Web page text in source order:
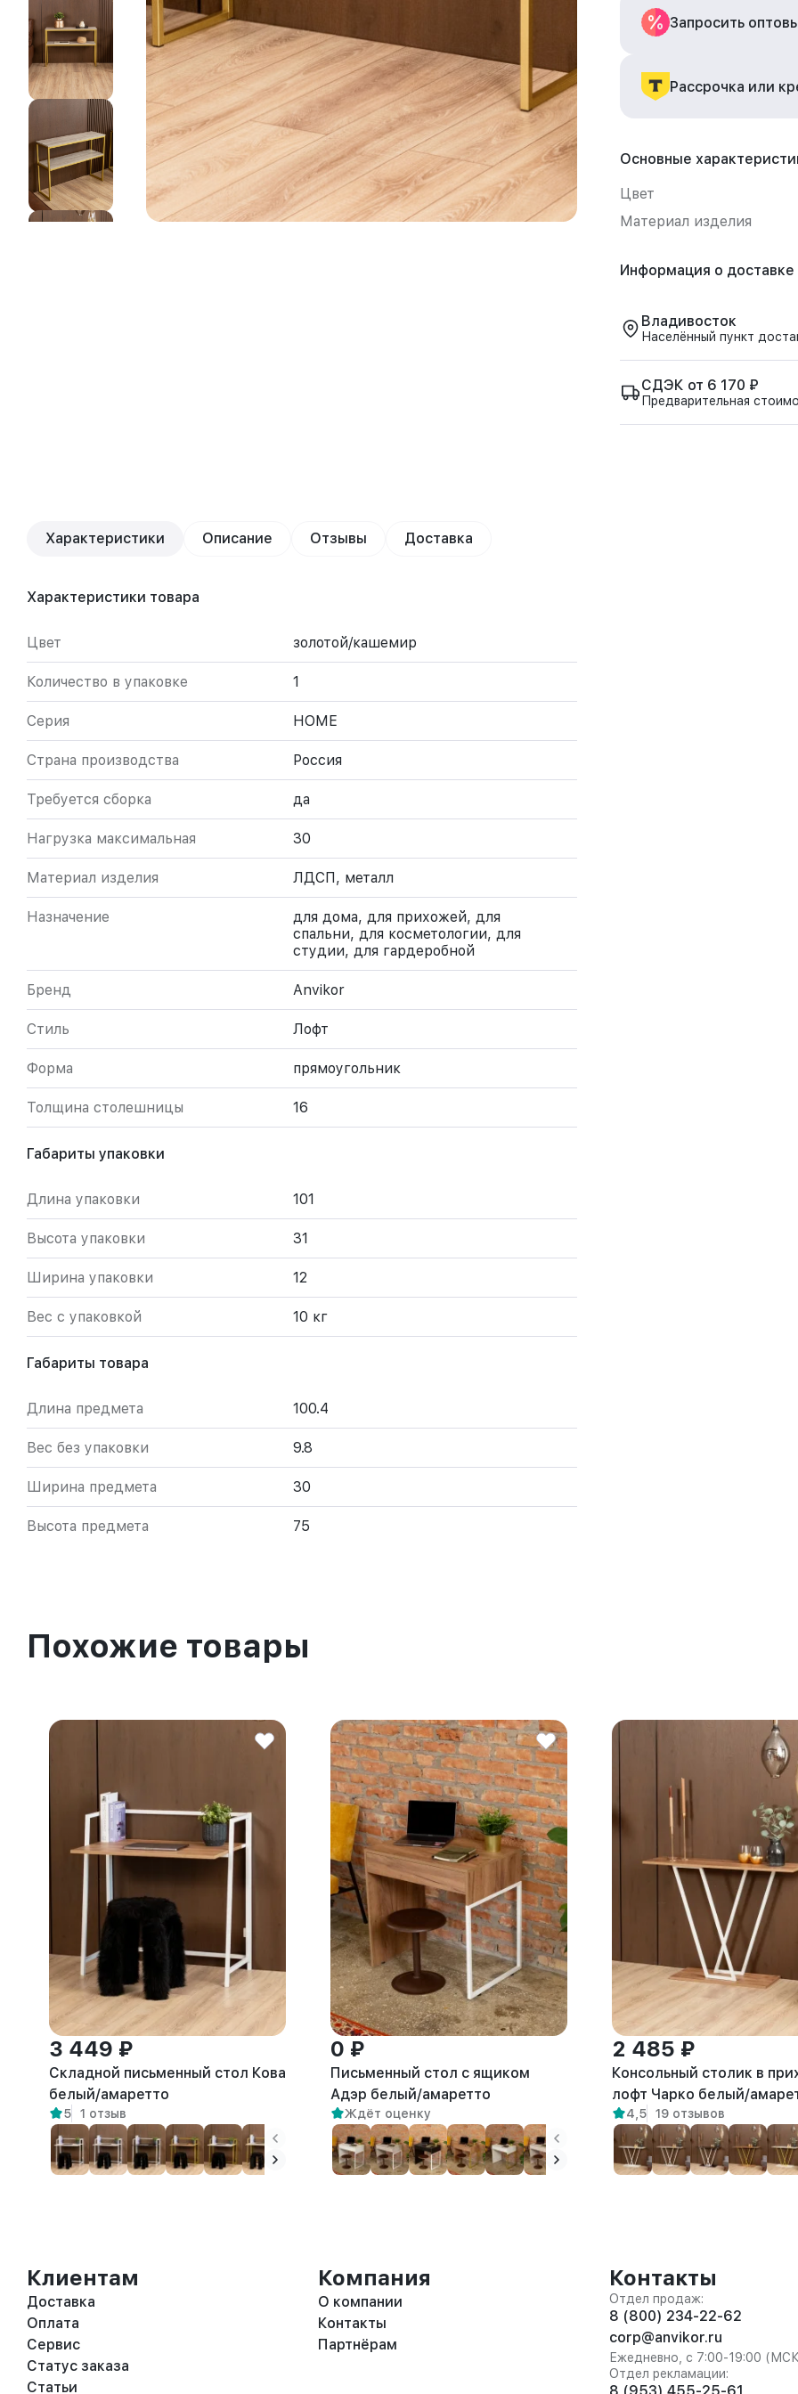
Запросить
Рассрочка или
Основные
Цвет
Материал изделия
Информация о доставке
Владивосток
Населённый пункт
СДЭК от 6 170 ₽
Предварительная
Характеристики Описание Отзывы Доставка
Характеристики товара
Цвет золотой/кашемир
Количество в упаковке 1
Серия HOME
Страна производства Россия
Требуется сборка да
Нагрузка максимальная 30
Материал изделия ЛДСП, металл
Назначение
для дома, для прихожей, для
спальни, для косметологии, для
студии, для гардеробной
Бренд Anvikor
Стиль Лофт
Форма прямоугольник
Толщина столешницы 16
Габариты упаковки
Длина упаковки 101
Высота упаковки 31
Ширина упаковки 12
Вес с упаковкой 10 кг
Габариты товара
Длина предмета 100.4
Вес без упаковки 9.8
Ширина предмета 30
Высота предмета 75
Похожие товары
3 449 ₽
Складной письменный стол Кова
белый/амаретто
5 1 отзыв
0 ₽
Письменный стол с ящиком
Адэр белый/амаретто
Ждёт оценку
2 485 ₽
Консольный столик в
лофт Чарко белый/
4,5 19 отзывов
Клиентам
Доставка
Оплата
Сервис
Статус заказа
Статьи
Компания
О компании
Контакты
Партнёрам
Контакты
Отдел продаж:
8 (800) 234-22-62
corp@anvikor.ru
Ежедневно, с 7:00-19:00
Отдел рекламации:
8 (953) 455-25-61